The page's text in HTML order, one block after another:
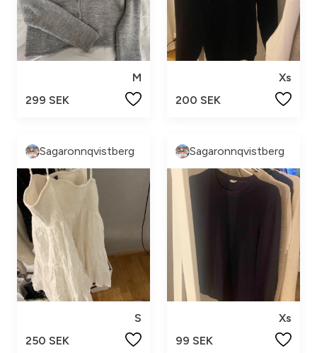
M
299 SEK
Xs
200 SEK
Sagaronnqvistberg
S
250 SEK
Sagaronnqvistberg
Xs
99 SEK